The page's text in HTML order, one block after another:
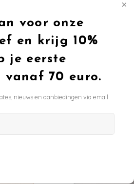
voor onze
en krijg 10%
je eerste
vanaf 70 euro.
nieuws en aanbiedingen via email